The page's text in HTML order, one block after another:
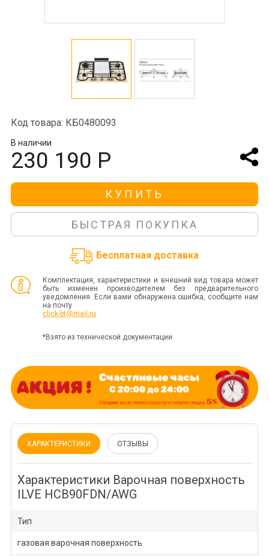
Код товара: КБ0480093
В наличии
230 190 Р
КУПИТЬ
БЫСТРАЯ ПОКУПКА
Бесплатная доставка
Комплектация, характеристики и внешний вид товара может
быть изменен производителем без предварительного
уведомления. Если вами обнаружена ошибка, сообщите нам
на почту
click-bt@mail.ru
*Взято из технической документации
ХАРАКТЕРИСТИКИ ОТЗЫВЫ
Характеристики Варочная поверхность
ILVE HCB90FDN/AWG
Тип
газовая варочная поверхность